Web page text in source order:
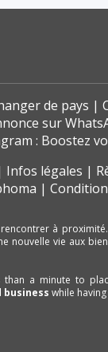
de pays
sur
: Boostez
Infos légales
à
nouvelle vie aux
a minute to
business while